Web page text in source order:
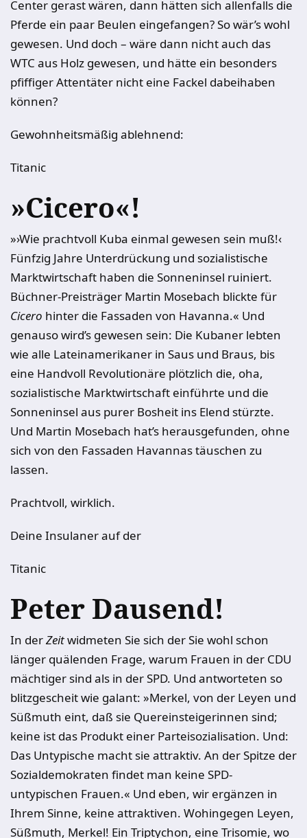
Center gerast wären, dann hätten sich allenfalls die
Pferde ein paar Beulen eingefangen? So wär’s wohl
gewesen. Und doch – wäre dann nicht auch das
WTC aus Holz gewesen, und hätte ein besonders
pfiffiger Attentäter nicht eine Fackel dabeihaben
können?
Gewohnheitsmäßig ablehnend:
Titanic
»Cicero«!
»›Wie prachtvoll Kuba einmal gewesen sein muß!‹
Fünfzig Jahre Unterdrückung und sozialistische
Marktwirtschaft haben die Sonneninsel ruiniert.
Büchner-Preisträger Martin Mosebach blickte für
Cicero hinter die Fassaden von Havanna.« Und
genauso wird’s gewesen sein: Die Kubaner lebten
wie alle Lateinamerikaner in Saus und Braus, bis
eine Handvoll Revolutionäre plötzlich die, oha,
sozialistische Marktwirtschaft einführte und die
Sonneninsel aus purer Bosheit ins Elend stürzte.
Und Martin Mosebach hat’s herausgefunden, ohne
sich von den Fassaden Havannas täuschen zu
lassen.
Prachtvoll, wirklich.
Deine Insulaner auf der
Titanic
Peter Dausend!
In derZeitwidmeten Sie sich der Sie wohl schon
länger quälenden Frage, warum Frauen in der CDU
mächtiger sind als in der SPD. Und antworteten so
blitzgescheit wie galant: »Merkel, von der Leyen und
Süßmuth eint, daß sie Quereinsteigerinnen sind;
keine ist das Produkt einer Parteisozialisation. Und:
Das Untypische macht sie attraktiv. An der Spitze der
Sozialdemokraten findet man keine SPD-
untypischen Frauen.« Und eben, wir ergänzen in
Ihrem Sinne, keine attraktiven. Wohingegen Leyen,
Süßmuth, Merkel! Ein Triptychon, eine Trisomie, wo